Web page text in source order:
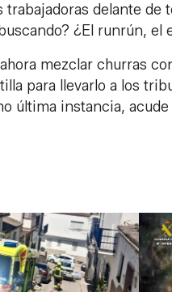
trabajadoras delante
¿El runrún,
mezclar churras
para llevarlo a los
última instancia,